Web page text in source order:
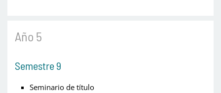
Año 5
Semestre 9
Seminario de título